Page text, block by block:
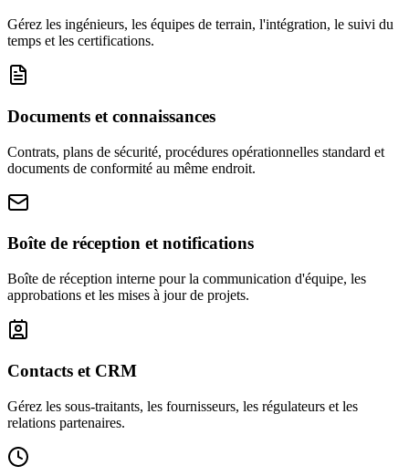
Gérez les ingénieurs, les équipes de terrain, l'intégration, le suivi du
temps et les certifications.
Documents et connaissances
Contrats, plans de sécurité, procédures opérationnelles standard et
documents de conformité au même endroit.
Boîte de réception et notifications
Boîte de réception interne pour la communication d'équipe, les
approbations et les mises à jour de projets.
Contacts et CRM
Gérez les sous-traitants, les fournisseurs, les régulateurs et les
relations partenaires.